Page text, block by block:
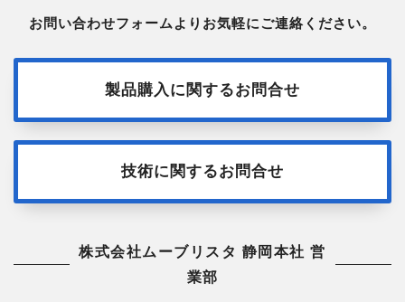
お問い合わせフォームよりお気軽にご連絡ください。
製品購入に関するお問合せ
技術に関するお問合せ
株式会社ムーブリスタ 静岡本社 営
業部